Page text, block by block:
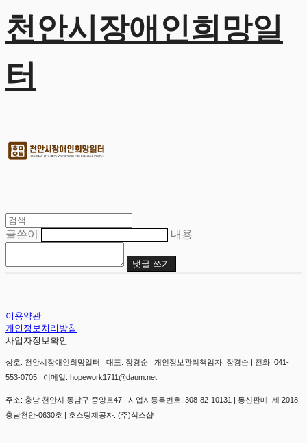
천안시장애인희망일
터
글쓴이 내용
댓글 쓰기
이용약관
개인정보처리방침
사업자정보확인
상호: 천안시장애인희망일터 | 대표: 장경순 | 개인정보관리책임자: 장경순 | 전화: 041-
553-0705 | 이메일: hopework1711@daum.net
주소: 충남 천안시 동남구 중앙로47 | 사업자등록번호: 308-82-10131 | 통신판매: 제 2018-
충남천안-0630호 | 호스팅제공자: (주)식스샵